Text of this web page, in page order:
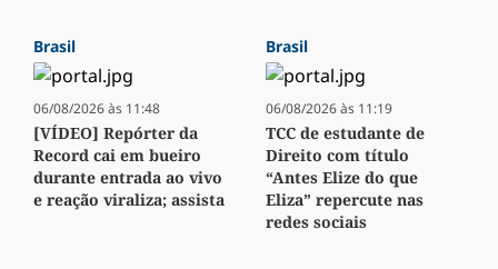
Brasil
06/08/2026 às 11:48
[VÍDEO] Repórter da
Record cai em bueiro
durante entrada ao vivo
e reação viraliza; assista
Brasil
06/08/2026 às 11:19
TCC de estudante de
Direito com título
“Antes Elize do que
Eliza” repercute nas
redes sociais